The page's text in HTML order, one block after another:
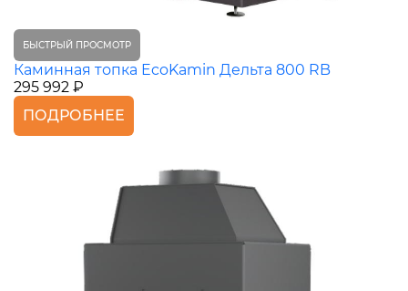
БЫСТРЫЙ ПРОСМОТР
Каминная топка EcoKamin Дельта 800 RB
295 992 ₽
ПОДРОБНЕЕ